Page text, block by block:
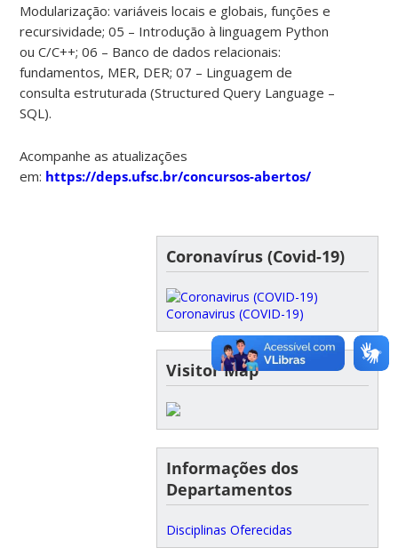
Modularização: variáveis locais e globais, funções e
recursividade; 05 – Introdução à linguagem Python
ou C/C++; 06 – Banco de dados relacionais:
fundamentos, MER, DER; 07 – Linguagem de
consulta estruturada (Structured Query Language –
SQL).
Acompanhe as atualizações
em: https://deps.ufsc.br/concursos-abertos/
Coronavírus (Covid-19)
Coronavirus (COVID-19)
Visitor Map
Informações dos
Departamentos
Disciplinas Oferecidas